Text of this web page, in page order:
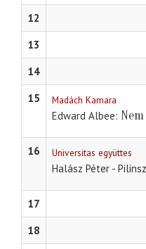
12
13
14
15
Madách Kamara
Edward Albee
16 Universitas együttes
Halász Péter -
17
18